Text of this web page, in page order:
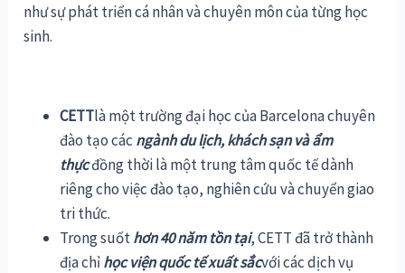
như sự phát triển cá nhân và chuyên môn của từng học
sinh.
CETTlà một trường đại học của Barcelona chuyên
đào tạo các ngành du lịch, khách sạn và ẩm
thựcđồng thời là một trung tâm quốc tế dành
riêng cho việc đào tạo, nghiên cứu và chuyển giao
tri thức.
Trong suốthơn 40 năm tồn tại, CETT đã trở thành
địa chỉhọc viện quốc tế xuất sắcvới các dịch vụ